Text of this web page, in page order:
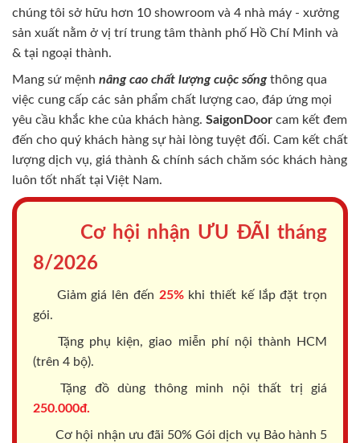
chúng tôi sở hữu hơn 10 showroom và 4 nhà máy - xưởng
sản xuất nằm ở vị trí trung tâm thành phố Hồ Chí Minh và
& tại ngoại thành.
Mang sứ mệnh nâng cao chất lượng cuộc sốngthông qua
việc cung cấp các sản phẩm chất lượng cao, đáp ứng mọi
yêu cầu khắc khe của khách hàng. SaigonDoor cam kết đem
đến cho quý khách hàng sự hài lòng tuyệt đối. Cam kết chất
lượng dịch vụ, giá thành & chính sách chăm sóc khách hàng
luôn tốt nhất tại Việt Nam.
Cơ hội nhận ƯU ĐÃI tháng
8/2026
Giảm giá lên đến 25%khi thiết kế lắp đặt trọn
gói.
Tặng phụ kiện, giao miễn phí nội thành HCM
(trên 4 bộ).
Tặng đồ dùng thông minh nội thất trị giá
250.000đ.
Cơ hội nhận ưu đãi 50% Gói dịch vụ Bảo hành 5